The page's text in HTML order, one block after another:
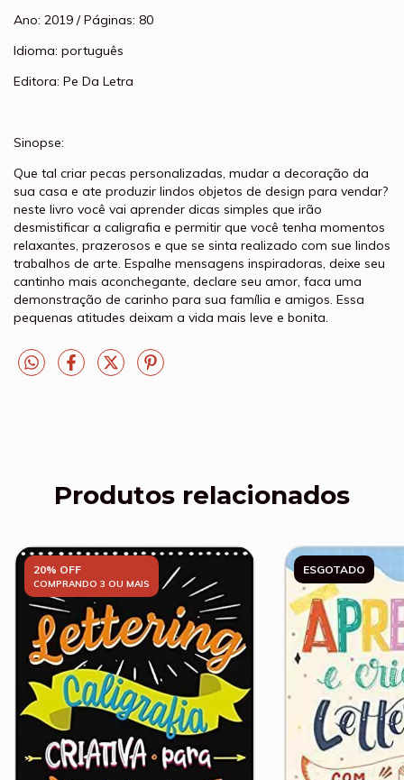
Ano: 2019 / Páginas: 80
Idioma: português
Editora: Pe Da Letra
Sinopse:
Que tal criar pecas personalizadas, mudar a decoração da
sua casa e ate produzir lindos objetos de design para vendar?
neste livro você vai aprender dicas simples que irão
desmistificar a caligrafia e permitir que você tenha momentos
relaxantes, prazerosos e que se sinta realizado com sue lindos
trabalhos de arte. Espalhe mensagens inspiradoras, deixe seu
cantinho mais aconchegante, declare seu amor, faca uma
demonstração de carinho para sua família e amigos. Essa
pequenas atitudes deixam a vida mais leve e bonita.
Produtos relacionados
20% OFF
COMPRANDO 3 OU MAIS
ESGOTADO